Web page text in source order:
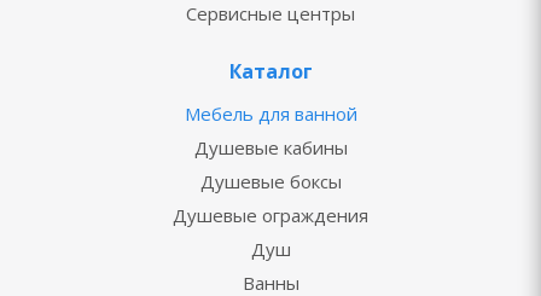
Сервисные центры
Каталог
Мебель для ванной
Душевые кабины
Душевые боксы
Душевые ограждения
Душ
Ванны